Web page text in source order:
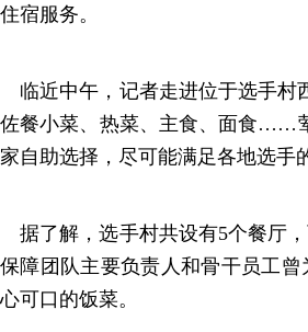
住宿服务。
临近中午，记者走进位于选手村
佐餐小菜、热菜、主食、面食……
家自助选择，尽可能满足各地选手
据了解，选手村共设有5个餐厅
保障团队主要负责人和骨干员工
心可口的饭菜。